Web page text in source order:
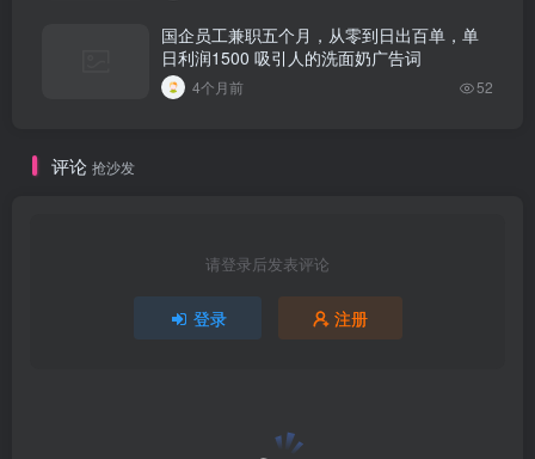
国企员工兼职五个月，从零到日出百单，单
日利润1500 吸引人的洗面奶广告词
4个月前 52
评论 抢沙发
请登录后发表评论
登录 注册